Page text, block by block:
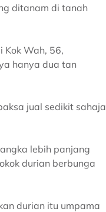
ditanam di tanah
Kok Wah, 56,
hanya dua tan
jual sedikit sahaja
lebih panjang
durian berbunga
durian itu umpama